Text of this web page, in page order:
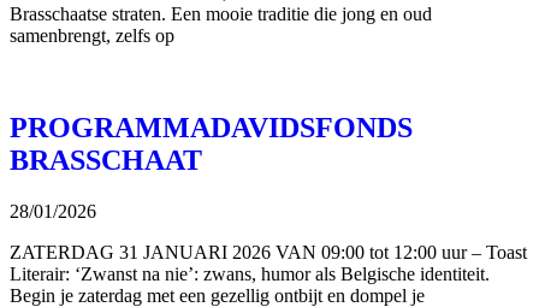
Brasschaatse straten. Een mooie traditie die jong en oud
samenbrengt, zelfs op
PROGRAMMADAVIDSFONDS
BRASSCHAAT
28/01/2026
ZATERDAG 31 JANUARI 2026 VAN 09:00 tot 12:00 uur – Toast
Literair: ‘Zwanst na nie’: zwans, humor als Belgische identiteit.
Begin je zaterdag met een gezellig ontbijt en dompel je